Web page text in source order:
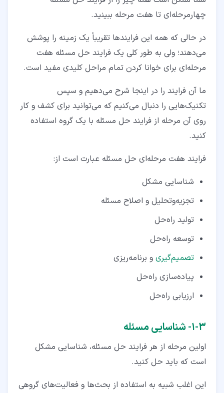
چهارمرحله‌ای تا هفت مرحله ببینید.
در حالی‌ که همه این فرایندها تقریباً یک زمینه را پوشش
می‌دهند؛ ولی به‌ طور کلی یک فرایند حل مسئله هفت‌
مرحله‌ای برای خوانا کردن تمام مراحل کلیدی مفید است.
ما آن فرایند را در اینجا شرح می‌دهیم و سپس
تکنیک‌هایی را دنبال می‌کنیم که می‌توانید برای کشف و کار
روی آن مرحله از فرایند حل مسئله با یک گروه استفاده
کنید.
فرایند هفت‌ مرحله‌ای حل مسئله عبارت است از:
شناسایی مشکل
تجزیه‌وتحلیل و اصلاح مسئله
تولید راه‌حل
توسعه راه‌حل
تصمیم‌گیری و برنامه‌ریزی
پیاده‌سازی راه‌حل
ارزیابی راه‌حل
۳‏-‏۱‏- شناسایی مسئله
اولین مرحله از هر فرایند حل مسئله، شناسایی مشکل
است که باید حل کنید.
این اغلب شبیه به استفاده از بحث‌ها و فعالیت‌های گروهی